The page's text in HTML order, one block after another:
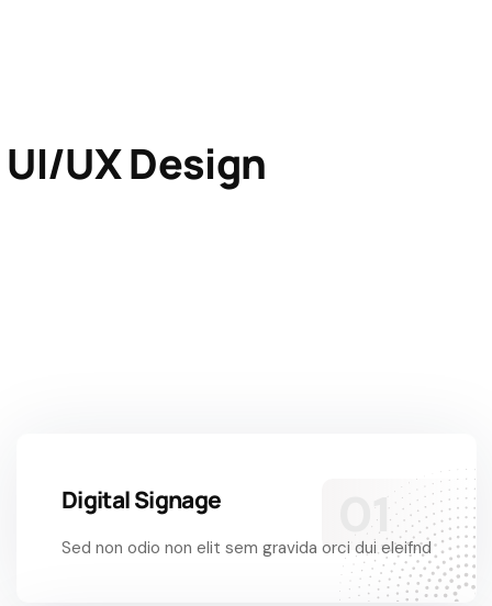
UI/UX Design
Digital Signage
Sed non odio non elit sem gravida orci dui eleifnd